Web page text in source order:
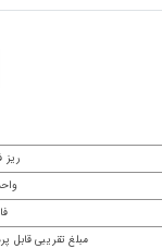
ریز
مبلغ تقریبی قابل